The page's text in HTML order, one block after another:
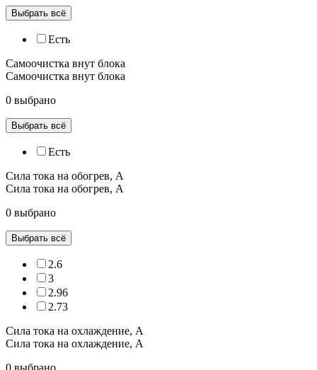
Выбрать всё
Есть
Самоочистка внут блока
Самоочистка внут блока
0 выбрано
Выбрать всё
Есть
Сила тока на обогрев, А
Сила тока на обогрев, А
0 выбрано
Выбрать всё
2.6
3
2.96
2.73
Сила тока на охлаждение, А
Сила тока на охлаждение, А
0 выбрано